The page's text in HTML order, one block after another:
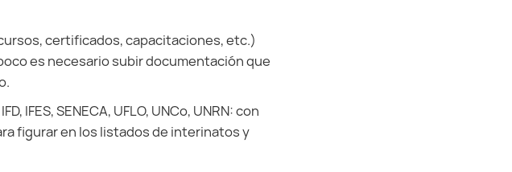
certificados, capacitaciones, etc.)
es necesario subir documentación que
IFES, SENECA, UFLO, UNCo, UNRN: con
figurar en los listados de interinatos y